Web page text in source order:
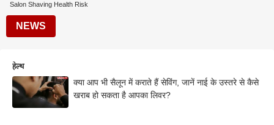
Salon Shaving Health Risk
NEWS
हेल्थ
क्या आप भी सैलून में कराते हैं सेविंग, जानें नाई के उस्तरे से कैसे
खराब हो सकता है आपका लिवर?